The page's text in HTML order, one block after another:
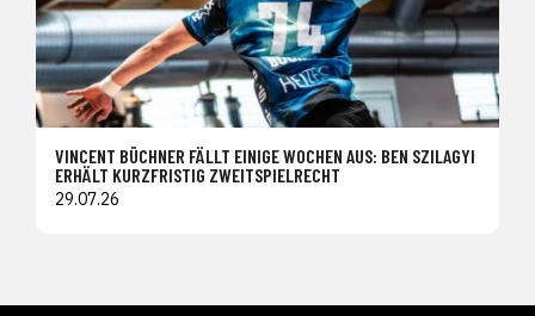
VINCENT BÜCHNER FÄLLT EINIGE WOCHEN AUS: BEN SZILAGYI
ERHÄLT KURZFRISTIG ZWEITSPIELRECHT
29.07.26